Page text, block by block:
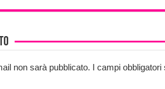
non sarà pubblicato. I campi